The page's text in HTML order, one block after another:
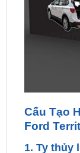
Ford
1. Ty thủy